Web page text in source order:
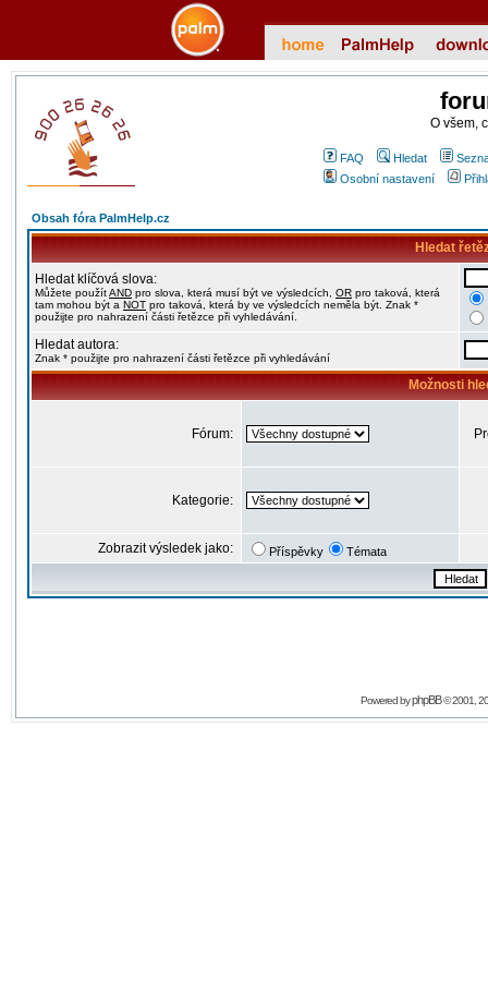
O všem,
FAQ Hledat
Osobní nastavení
Obsah fóra PalmHelp.cz
Hledat
Hledat klíčová slova:
Můžete použítAND pro slova, která musí být ve výsledcích, OR pro taková, která
tam mohou být a NOT pro taková, která by ve výsledcích neměla být. Znak *
použijte pro nahrazení části řetězce při vyhledávání.
Hledat autora:
Znak * použijte pro nahrazení části řetězce při vyhledávání
Možnosti
Fórum:
Kategorie:
Zobrazit výsledek jako: Příspěvky Témata
Powered byphpBB© 2001,